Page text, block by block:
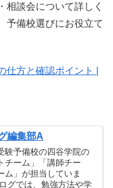
相談会について詳しく
予備校選びにお役立て
方と確認ポイント |
編集部A
験予備校の四谷学院の
チーム」「講師チー
ム」が担当していま
グでは、勉強方法や学